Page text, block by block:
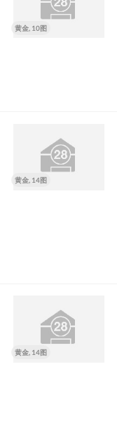
黄金, 10图
黄金, 14图
黄金, 14图